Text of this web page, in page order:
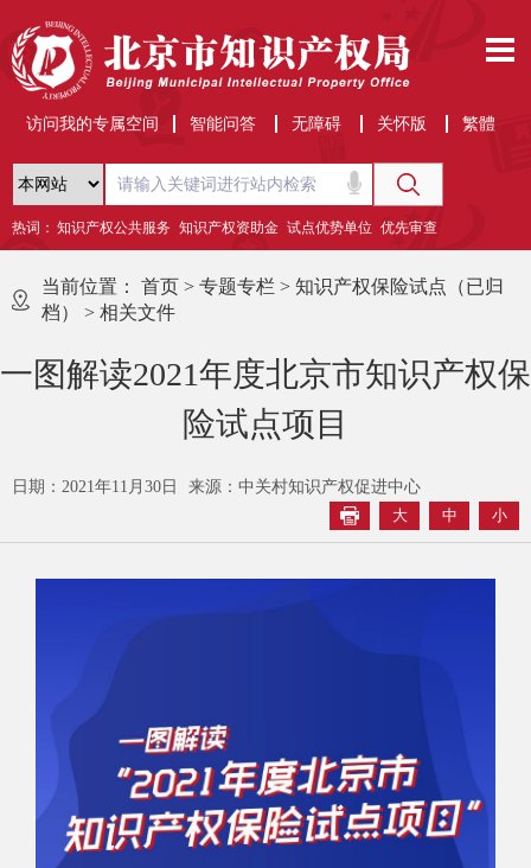
访问我的专属空间 智能问答 无障碍 关怀版 繁體
热词： 知识产权公共服务 知识产权资助金 试点优势单位 优先审查
当前位置： 首页 > 专题专栏 > 知识产权保险试点（已归
档）
> 相关文件
一图解读2021年度北京市知识产权保
险试点项目
日期：2021年11月30日
来源：中关村知识产权促进中心
大
中 小